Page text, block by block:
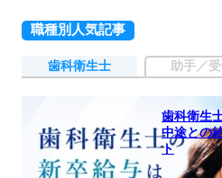
職種別人気記事
歯科衛生士 助手／
歯科衛生
中途との
ト